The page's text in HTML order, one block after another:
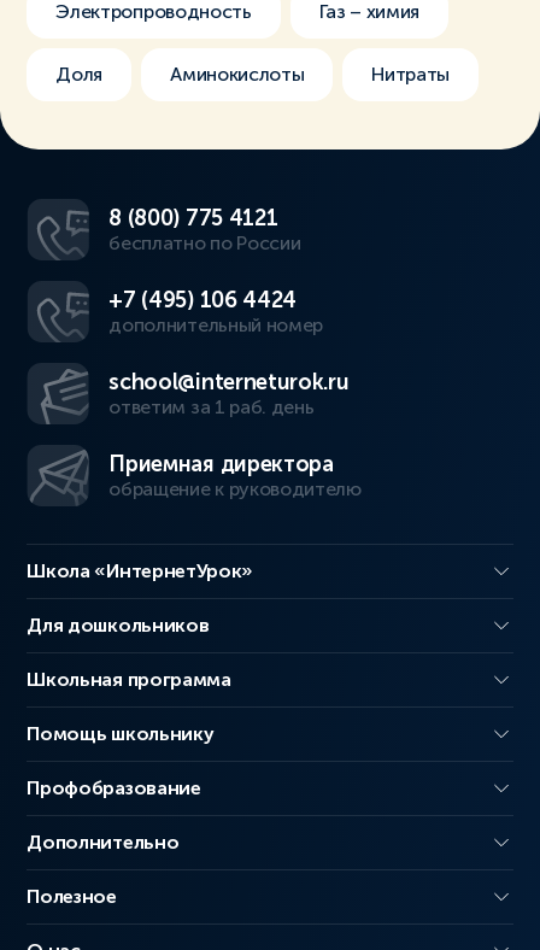
Электропроводность Газ – химия
Доля Аминокислоты Нитраты
8 (800) 775 4121
бесплатно по России
+7 (495) 106 4424
дополнительный номер
school@interneturok.ru
ответим за 1 раб. день
Приемная директора
обращение к руководителю
Школа «ИнтернетУрок»
Для дошкольников
Школьная программа
Помощь школьнику
Профобразование
Дополнительно
Полезное